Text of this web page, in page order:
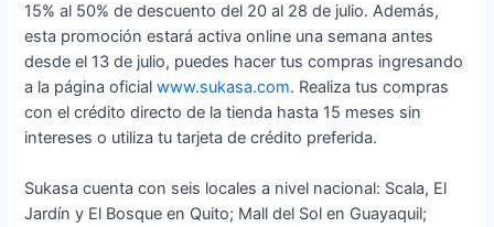
15% al 50% de descuento del 20 al 28 de julio. Además,
esta promoción estará activa online una semana antes
desde el 13 de julio, puedes hacer tus compras ingresando
a la página oficialwww.sukasa.com. Realiza tus compras
con el crédito directo de la tienda hasta 15 meses sin
intereses o utiliza tu tarjeta de crédito preferida.
Sukasa cuenta con seis locales a nivel nacional: Scala, El
Jardín y El Bosque en Quito; Mall del Sol en Guayaquil;